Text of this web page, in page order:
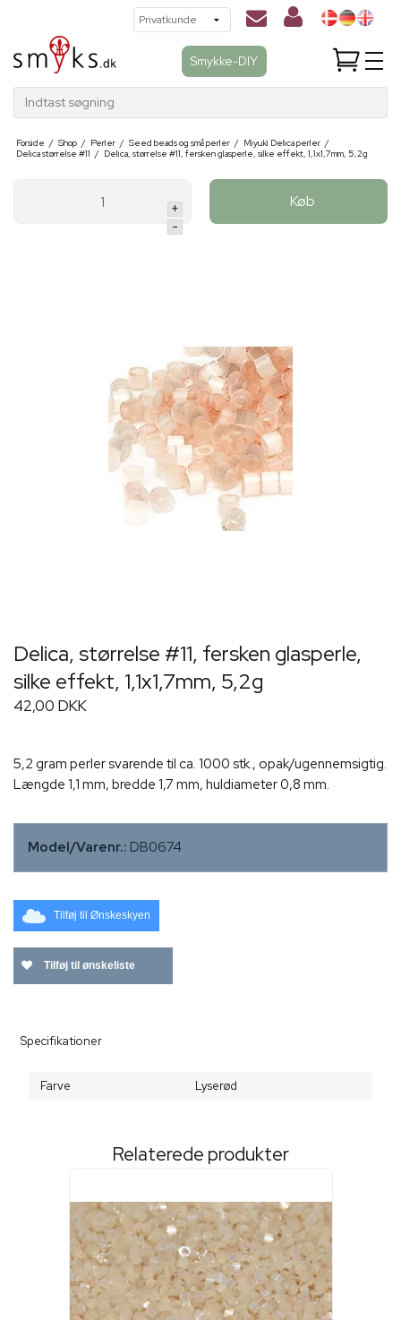
Smykke-DIY
Indtast søgning
Forside / Shop / Perler / Seed beads og små perler / Miyuki Delica perler /
Delica størrelse #11 / Delica, størrelse #11, fersken glasperle, silke effekt, 1,1x1,7mm, 5,2g
+
-
Køb
Delica, størrelse #11, fersken glasperle,
silke effekt, 1,1x1,7mm, 5,2g
42,00 DKK
5,2 gram perler svarende til ca. 1000 stk., opak/ugennemsigtig.
Længde 1,1 mm, bredde 1,7 mm, huldiameter 0,8 mm.
Model/Varenr.: DB0674
Tilføj til Ønskeskyen
Tilføj til ønskeliste
Specifikationer
Farve Lyserød
Relaterede produkter